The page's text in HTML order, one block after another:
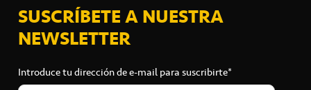
SUSCRÍBETE A NUESTRA
NEWSLETTER
Introduce tu dirección de e-mail para suscribirte*